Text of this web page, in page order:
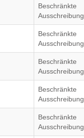
Beschränkte
Ausschreibung
Beschränkte
Ausschreibung
Beschränkte
Ausschreibung
Beschränkte
Ausschreibung
Beschränkte
Ausschreibung